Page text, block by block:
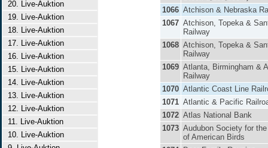
20. Live-Auktion
19. Live-Auktion
18. Live-Auktion
17. Live-Auktion
16. Live-Auktion
15. Live-Auktion
14. Live-Auktion
13. Live-Auktion
12. Live-Auktion
11. Live-Auktion
10. Live-Auktion
1066 Atchison & Nebraska
1067 Atchison, Topeka &
Railway
1068 Atchison, Topeka &
Railway
1069 Atlanta, Birmingham &
Railway
1070 Atlantic Coast Line
1071 Atlantic & Pacific
1072 Atlas National Bank
1073 Audubon Society for
of American Birds